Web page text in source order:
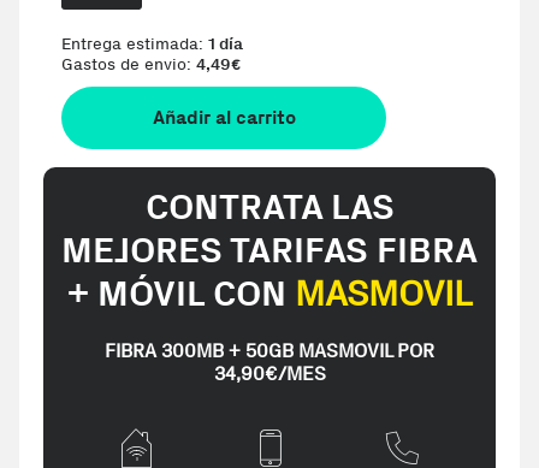
Entrega estimada: 1 día
Gastos de envio: 4,49€
Añadir al carrito
CONTRATA LAS
MEJORES TARIFAS FIBRA
+ MÓVIL CON MASMOVIL
FIBRA 300MB + 50GB MASMOVIL POR
34,90€/MES